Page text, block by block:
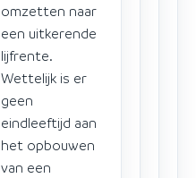
omzetten naar
een uitkerende
lijfrente.
Wettelijk is er
geen
eindleeftijd aan
het opbouwen
van een